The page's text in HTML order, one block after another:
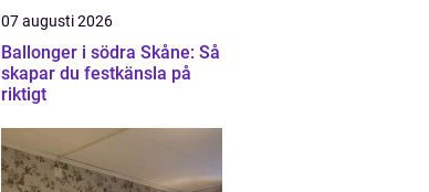
07 augusti 2026
Ballonger i södra Skåne: Så
skapar du festkänsla på
riktigt